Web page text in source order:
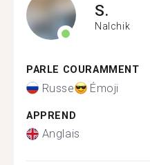
S.
Nalchik
PARLE COURAMMENT
Russe Émoji
APPREND
Anglais